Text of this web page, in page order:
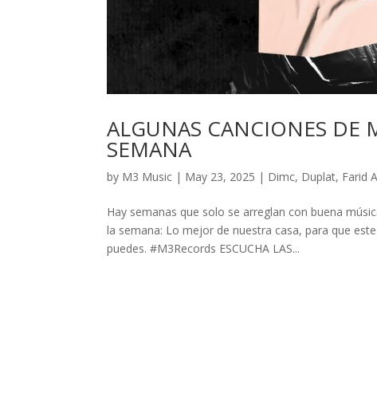
ALGUNAS CANCIONES DE
SEMANA
by M3 Music | May 23, 2025 | Dimc, Duplat, Farid
Hay semanas que solo se arreglan con buena
la semana: Lo mejor de nuestra casa, para que
puedes. #M3Records ESCUCHA LAS...